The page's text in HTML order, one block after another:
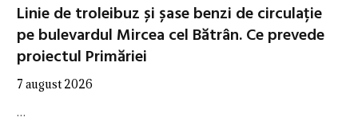
Linie de troleibuz și șase benzi de circulație
pe bulevardul Mircea cel Bătrân. Ce prevede
proiectul Primăriei
7 august 2026
…